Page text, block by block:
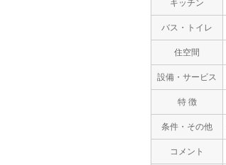
キッチン
バス・トイレ
住空間
設備・サービス
特 徴
条件・その他
コメント